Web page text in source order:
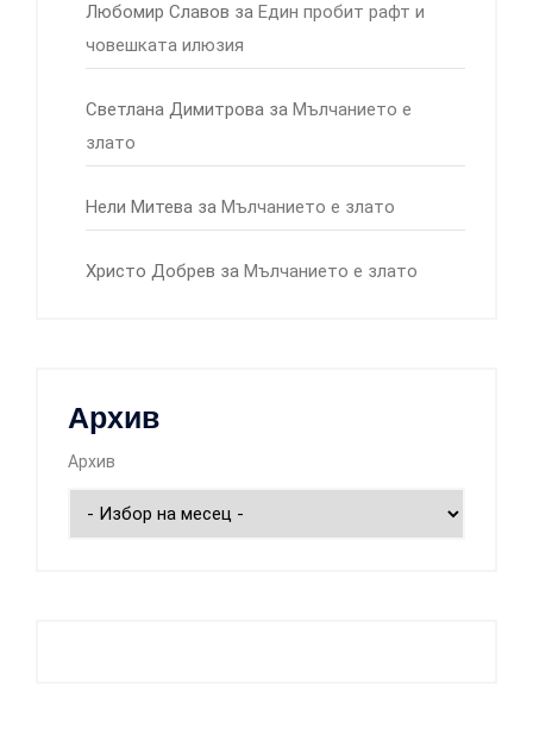
Любомир Славов за Един пробит рафт и
човешката илюзия
Светлана Димитрова за Мълчанието е
злато
Нели Митева за Мълчанието е злато
Христо Добрев за Мълчанието е злато
Архив
Архив